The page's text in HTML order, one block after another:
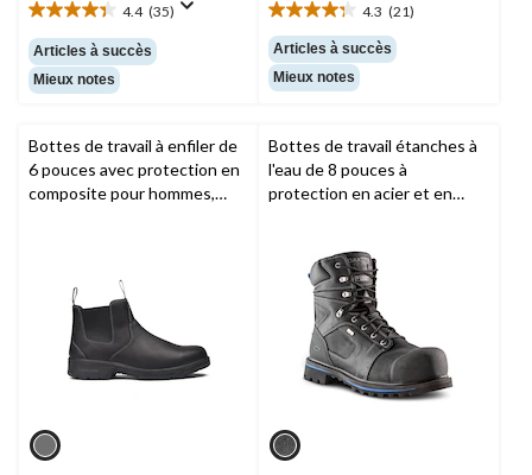
4.4 (35)
4.4
étoile(s)
sur
5.
Articles à succès
Mieux notes
4.3 (21)
4.3
étoile(s)
sur
5.
Articles à succès
Mieux notes
Bottes de travail à enfiler de
6 pouces avec protection en
composite pour hommes,
Bottes de travail étanches à
l'eau de 8 pouces à
protection en acier et en
Workpro Series